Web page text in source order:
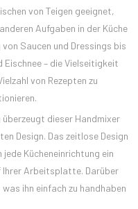
von Teigen geeignet,
Aufgaben in der Küche
Saucen und Dressings bis
Eischnee – die Vielseitigkeit
von Rezepten zu
dieser Handmixer
Design. Das zeitlose Design
Kücheneinrichtung ein
Arbeitsplatte. Darüber
ihn einfach zu handhaben